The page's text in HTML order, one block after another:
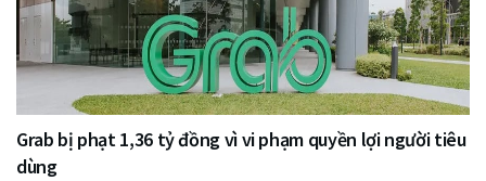
Grab bị phạt 1,36 tỷ đồng vì vi phạm quyền lợi người tiêu
dùng